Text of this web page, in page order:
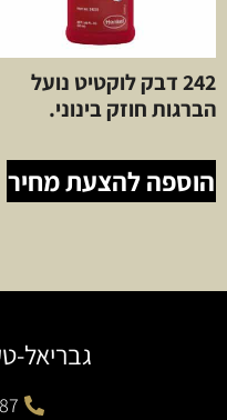
242 דבק לוקטיט נועל
הברגות חוזק בינוני.
הוספה להצעת מחיר
גבריאל-